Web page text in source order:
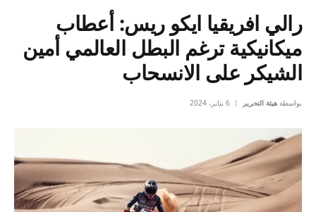
رالي افريقيا ايكو ريس: أعطاب
ميكانيكية ترغم البطل العالمي أمين
الشيكر على الانسحاب
بواسطة هيئة التحرير 6 يناير، 2024